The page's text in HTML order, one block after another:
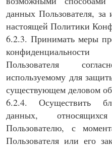
данных Пользователя,
настоящей Политики
6.2.3. Принимать меры
Пользователя
используемому для
существующем деловом
6.2.4. Осуществить
данных,
Пользователю, с
Пользователя или его